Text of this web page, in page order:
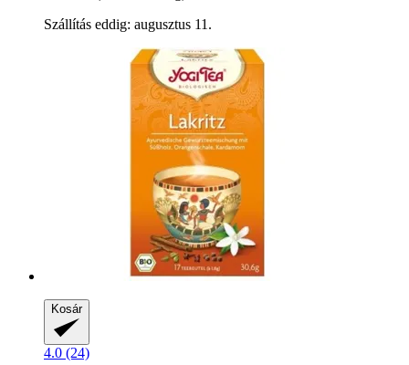
Szállítás eddig: augusztus 11.
Kosár
4.0 (24)